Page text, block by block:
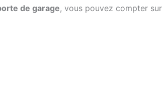
de garage, vous pouvez compter sur